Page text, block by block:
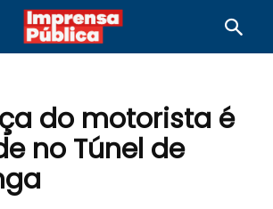
do motorista é
no Túnel de